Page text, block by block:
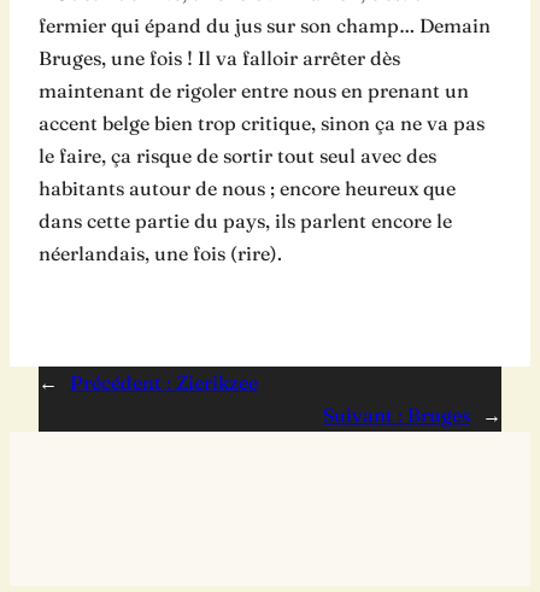
fermier qui épand du jus sur son champ… Demain
Bruges, une fois ! Il va falloir arrêter dès
maintenant de rigoler entre nous en prenant un
accent belge bien trop critique, sinon ça ne va pas
le faire, ça risque de sortir tout seul avec des
habitants autour de nous ; encore heureux que
dans cette partie du pays, ils parlent encore le
néerlandais, une fois (rire).
← Précédent : Zierikzee
Suivant : Bruges →